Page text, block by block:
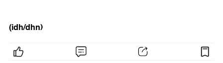
(idh/dhn)